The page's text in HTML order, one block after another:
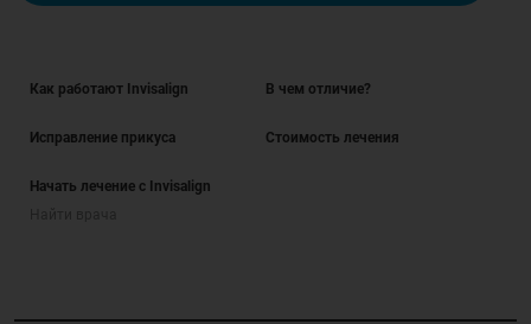
Как работают Invisalign В чем отличие?
Исправление прикуса Стоимость лечения
Начать лечение с Invisalign